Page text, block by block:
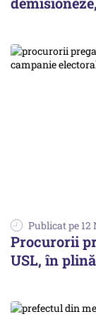
Publicat pe 12
Procurorii
USL, în